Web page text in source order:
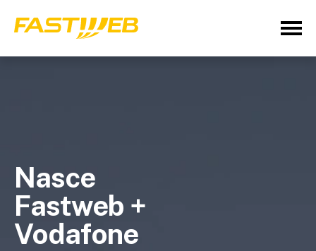
Nasce
Fastweb +
Vodafone